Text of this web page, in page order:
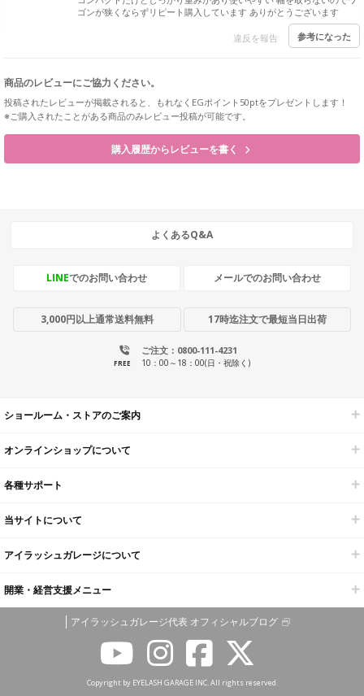
ゴンが狭くならずリピート購入しています ありがとうございます
違反を報告 参考になった
商品のレビューにご協力ください。
投稿されたレビューが掲載されると、もれなくEGポイント50ptをプレゼントします！
※ご購入されたことがある商品のみレビュー投稿が可能です。
購入履歴からレビューを書く
よくあるQ&A
LINEでのお問い合わせ メールでのお問い合わせ
3,000円以上通常送料無料 17時迄注文で最短当日出荷
ご注文：0800-111-4231
FREE 10：00～18：00(日・祝除く)
ショールーム・ストアのご案内
オンラインショップについて
各種サポート
当サイトについて
アイラッシュガレージについて
開業・経営支援メニュー
アイラッシュガレージ代表 オフィシャルブログ
Copyright by EYELASH GARAGE INC. All rights reserved.